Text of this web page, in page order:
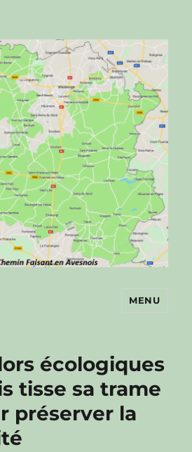
en Avesnois
MENU
écologiques
tisse sa trame
préserver la